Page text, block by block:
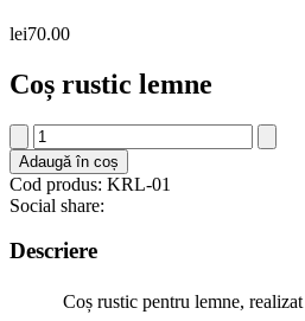
lei70.00
Coș rustic lemne
Cantitate
Coș
pentru
lemne
din
răchită
rustică
împletit
Adaugă în coș
Cod produs: KRL-01
Social share:
Descriere
Coș rustic pentru lemne,